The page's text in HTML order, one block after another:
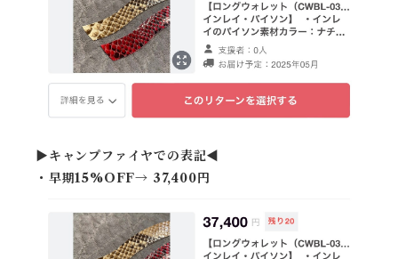
▶︎キャンプファイヤでの表記◀︎
・早期15%OFF→ 37,400円